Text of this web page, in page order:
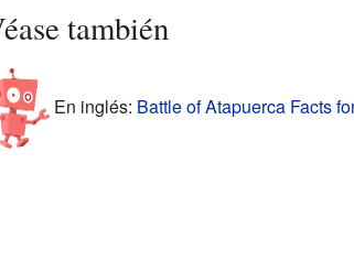
también
En inglés: Battle of Atapuerca Facts